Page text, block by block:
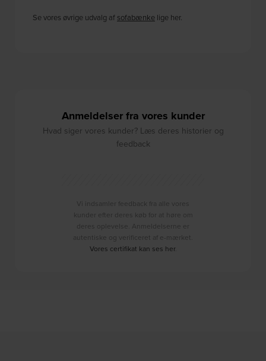
Se vores øvrige udvalg af sofabænke lige her.
Anmeldelser fra vores kunder
Hvad siger vores kunder? Læs deres historier og
feedback
Vi indsamler feedback fra alle vores
kunder efter deres køb for at høre om
deres oplevelse. Anmeldelserne er
autentiske og verificeret af e-mærket.
Vores certifikat kan ses her.